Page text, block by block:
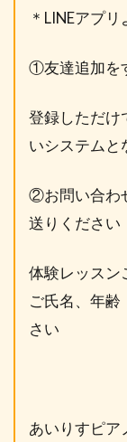
＊LINEアプリ
①友達追加を
登録しただけ
いシステムと
②お問い合わ
送りください
体験レッスン
ご氏名、年
さい
あいりすピ